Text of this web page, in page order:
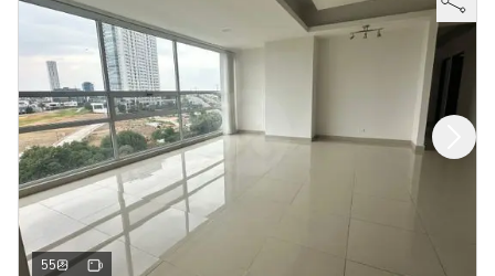
55